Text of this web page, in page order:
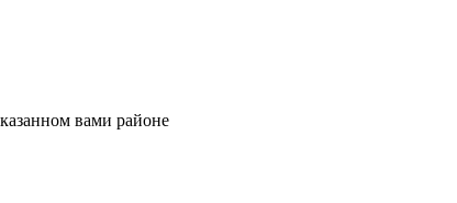
вами районе